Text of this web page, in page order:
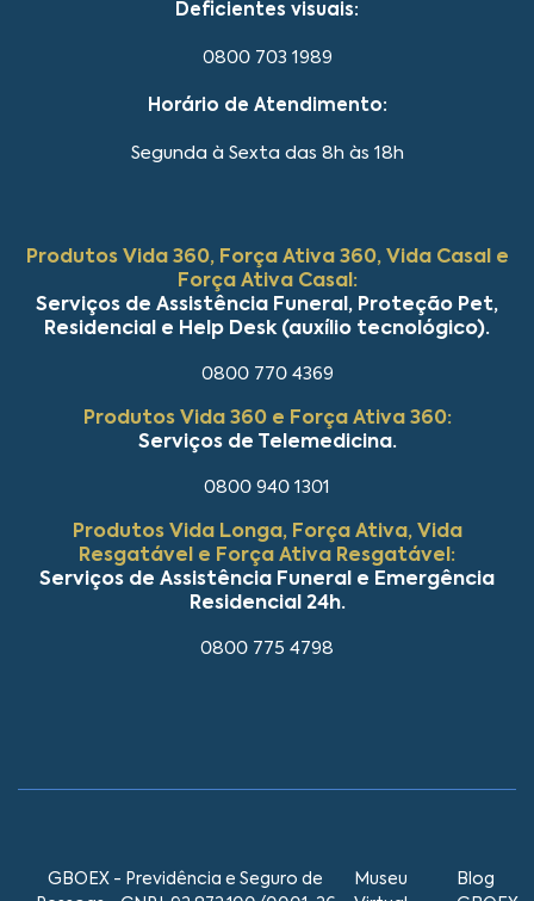
Deficientes visuais:
0800 703 1989
Horário de Atendimento:
Segunda à Sexta das 8h às 18h
Produtos Vida 360, Força Ativa 360, Vida Casal e
Força Ativa Casal:
Serviços de Assistência Funeral, Proteção Pet,
Residencial e Help Desk (auxílio tecnológico).
0800 770 4369
Produtos Vida 360 e Força Ativa 360:
Serviços de Telemedicina.
0800 940 1301
Produtos Vida Longa, Força Ativa, Vida
Resgatável e Força Ativa Resgatável:
Serviços de Assistência Funeral e Emergência
Residencial 24h.
0800 775 4798
GBOEX - Previdência e Seguro de
Museu
Blog